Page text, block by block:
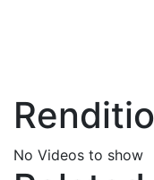
No Videos to show